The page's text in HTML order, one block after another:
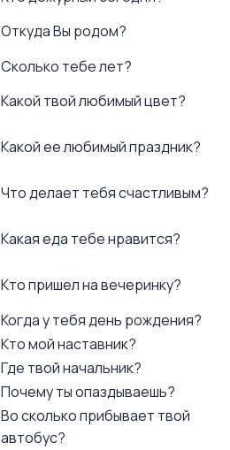
Откуда Вы родом?
Сколько тебе лет?
Какой твой любимый цвет?
Какой ее любимый праздник?
Что делает тебя счастливым?
Какая еда тебе нравится?
Кто пришел на вечеринку?
Когда у тебя день рождения?
Кто мой наставник?
Где твой начальник?
Почему ты опаздываешь?
Во сколько прибывает твой
автобус?